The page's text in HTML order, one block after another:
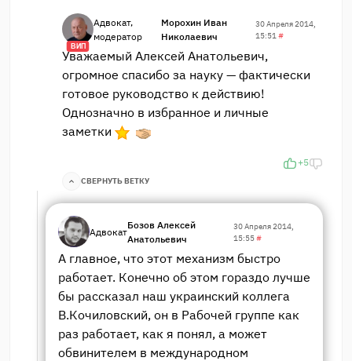
ВИП
Адвокат,
модератор
Морохин Иван
Николаевич
30 Апреля 2014,
15:51#
Уважаемый Алексей Анатольевич,
огромное спасибо за науку — фактически
готовое руководство к действию!
Однозначно в избранное и личные
заметки
+5
СВЕРНУТЬ ВЕТКУ
Адвокат
Бозов Алексей
Анатольевич
30 Апреля 2014,
15:55#
А главное, что этот механизм быстро
работает. Конечно об этом гораздо лучше
бы рассказал наш украинский коллега
В.Кочиловский, он в Рабочей группе как
раз работает, как я понял, а может
обвинителем в международном